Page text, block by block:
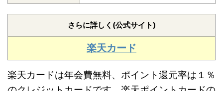
さらに詳しく(公式サイト)
楽天カード
楽天カードは年会費無料、ポイント還元率は１％